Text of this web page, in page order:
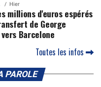
Hier
millions d'euros espérés
de George
Barcelone
Toutes les infos
PAROLE